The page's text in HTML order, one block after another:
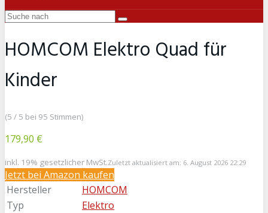
HOMCOM Elektro Quad für
Kinder
(5 / 5 bei 95 Stimmen)
179,90 €
inkl. 19% gesetzlicher MwSt.Zuletzt aktualisiert am: 6. August 2026 22:29
Jetzt bei Amazon kaufen
Hersteller
HOMCOM
Typ
Elektro